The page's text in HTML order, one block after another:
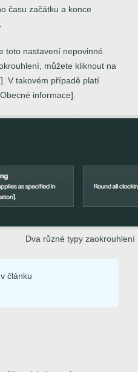
času začátku a konce
toto nastavení nepovinné.
můžete kliknout na
V takovém případě platí
informace].
Dva různé typy zaokrouhlení
článku